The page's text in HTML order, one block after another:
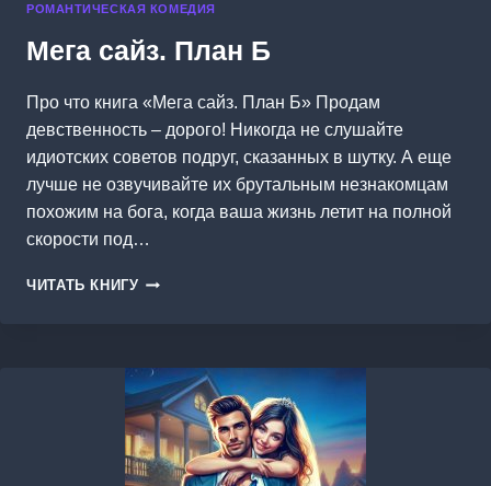
РОМАНТИЧЕСКАЯ КОМЕДИЯ
Мега сайз. План Б
Про что книга «Мега сайз. План Б» Продам
девственность – дорого! Никогда не слушайте
идиотских советов подруг, сказанных в шутку. А еще
лучше не озвучивайте их брутальным незнакомцам
похожим на бога, когда ваша жизнь летит на полной
скорости под…
ЧИТАТЬ КНИГУ МЕГА